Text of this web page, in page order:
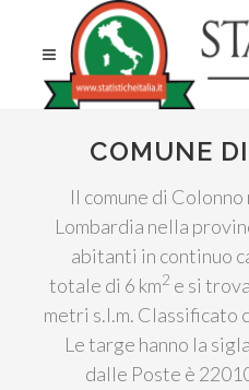
COMUNE
Il comune di
Lombardia nella
abitanti in continuo
totale di 6 km2 e si
metri s.l.m. Classificato
Le targe hanno la
dalle Poste è